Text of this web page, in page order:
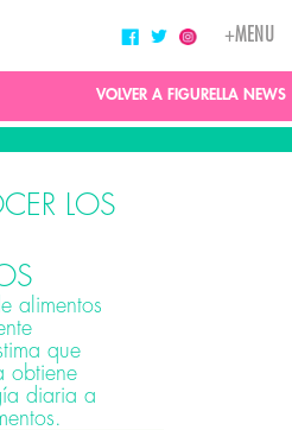
Toggle
+MENU
VOLVER A FIGURELLA NEWS
LOS
alimentos
que
obtiene
diaria a